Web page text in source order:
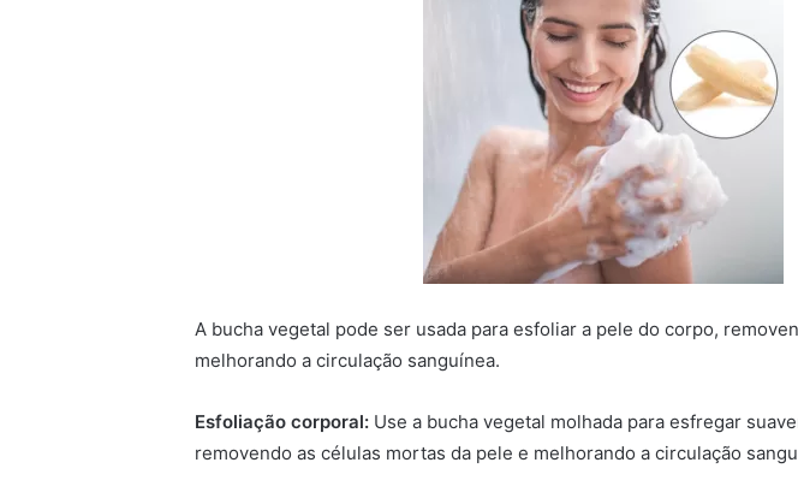
A bucha vegetal pode ser usada para esfoliar a pele do corpo,
melhorando a circulação sanguínea.
Esfoliação corporal: Use a bucha vegetal molhada para esfregar
removendo as células mortas da pele e melhorando a circulação